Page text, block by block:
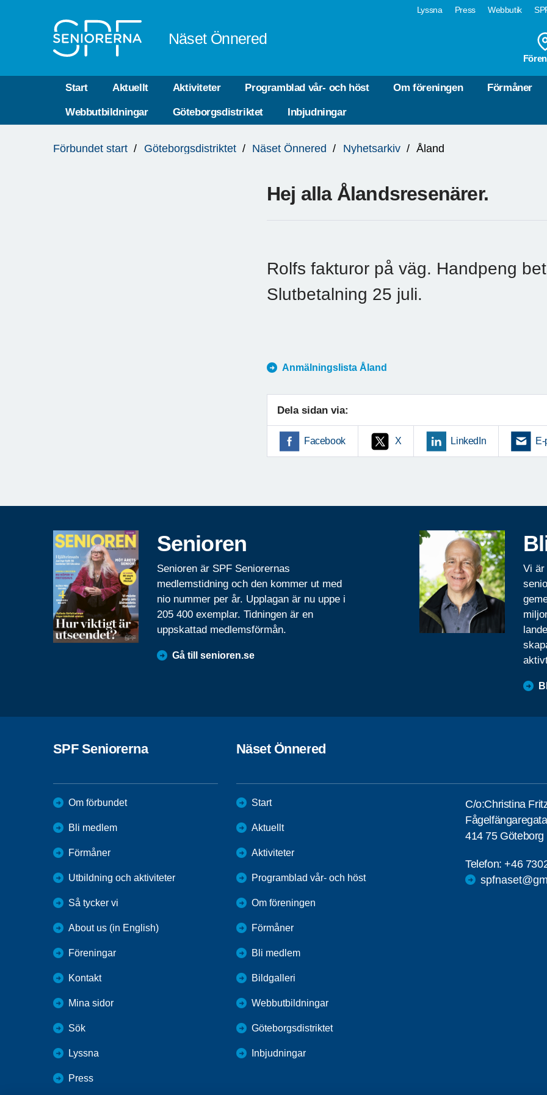
Lyssna Press Webbutik
Näset Önnered
Start Aktuellt Aktiviteter Programblad vår- och höst Om föreningen Förmåner
Webbutbildningar Göteborgsdistriktet Inbjudningar
är
Förbundet start Göteborgsdistriktet Näset Önnered Nyhetsarkiv Åland
Hej alla Ålandsresenärer.
Rolfs fakturor på väg. Handpeng
Slutbetalning 25 juli.
Anmälningslista Åland
Dela sidan via:
Facebook X LinkedIn
Senioren
Senioren är SPF Seniorernas
medlemstidning och den kommer ut med
nio nummer per år. Upplagan är nu uppe i
205 400 exemplar. Tidningen är en
uppskattad medlemsförmån.
Gå till senioren.se
Vi är
SPF Seniorerna
Om förbundet
Bli medlem
Förmåner
Utbildning och aktiviteter
Så tycker vi
About us (in English)
Föreningar
Kontakt
Mina sidor
Sök
Lyssna
Press
Näset Önnered
Start
Aktuellt
Aktiviteter
Programblad vår- och höst
Om föreningen
Förmåner
Bli medlem
Bildgalleri
Webbutbildningar
Göteborgsdistriktet
Inbjudningar
C/o:Christina
414 75 Göteborg
Telefon:+46